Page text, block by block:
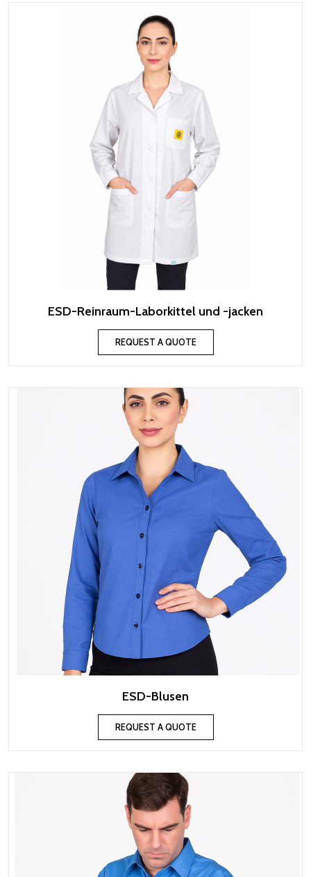
ESD-Reinraum-Laborkittel und -jacken
REQUEST A QUOTE
ESD-Blusen
REQUEST A QUOTE